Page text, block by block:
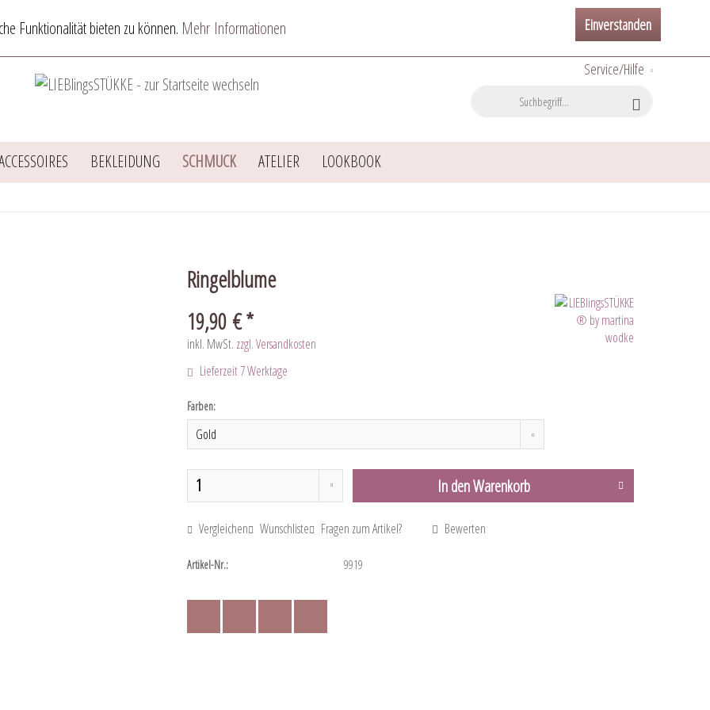
Funktionalität bieten zu können. Mehr Informationen Einverstanden
Service/Hilfe
BEKLEIDUNG SCHMUCK ATELIER LOOKBOOK
Ringelblume
19,90 € *
inkl. MwSt. zzgl. Versandkosten
Lieferzeit 7 Werktage
Farben:
In denWarenkorb
Vergleichen Wunschliste Fragen zum Artikel? Bewerten
Artikel-Nr.: 9919